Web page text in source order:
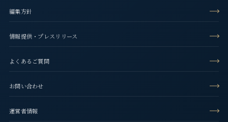
編集方針
情報提供・プレスリリース
よくあるご質問
お問い合わせ
運営者情報